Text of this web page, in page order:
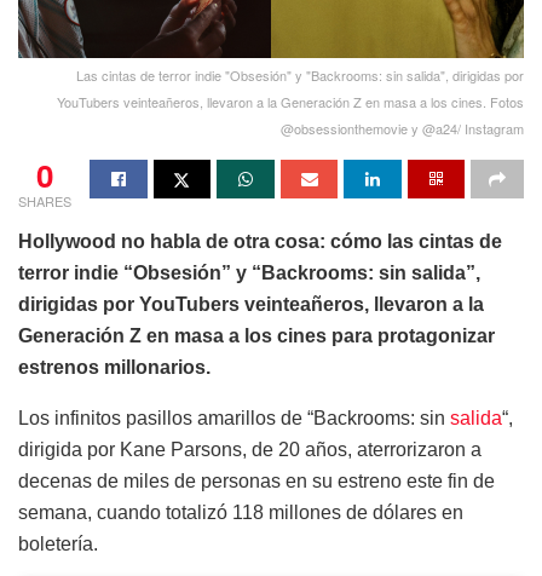
Las cintas de terror indie "Obsesión" y "Backrooms: sin salida", dirigidas por
YouTubers veinteañeros, llevaron a la Generación Z en masa a los cines. Fotos
@obsessionthemovie y @a24/ Instagram
0
SHARES
Hollywood no habla de otra cosa: cómo las cintas de
terror indie “Obsesión” y “Backrooms: sin salida”,
dirigidas por YouTubers veinteañeros, llevaron a la
Generación Z en masa a los cines para protagonizar
estrenos millonarios.
Los infinitos pasillos amarillos de “Backrooms: sin salida“,
dirigida por Kane Parsons, de 20 años, aterrorizaron a
decenas de miles de personas en su estreno este fin de
semana, cuando totalizó 118 millones de dólares en
boletería.